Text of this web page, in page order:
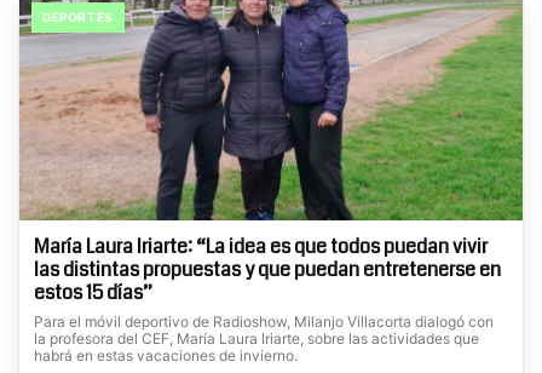
DEPORTES
María Laura Iriarte: “La idea es que todos puedan vivir
las distintas propuestas y que puedan entretenerse en
estos 15 días”
Para el móvil deportivo de Radioshow, Milanjo Villacorta dialogó con
la profesora del CEF, María Laura Iriarte, sobre las actividades que
habrá en estas vacaciones de invierno.